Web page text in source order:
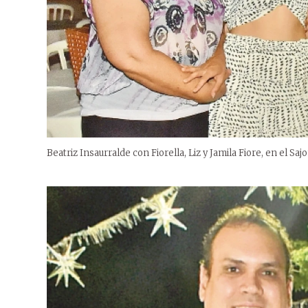
Beatriz Insaurralde con Fiorella, Liz y Jamila Fiore, en el